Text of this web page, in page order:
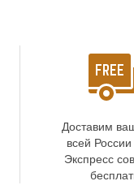
Доставим
всей
Экспресс